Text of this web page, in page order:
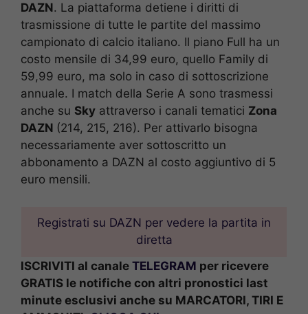
DAZN. La piattaforma detiene i diritti di
trasmissione di tutte le partite del massimo
campionato di calcio italiano. Il piano Full ha un
costo mensile di 34,99 euro, quello Family di
59,99 euro, ma solo in caso di sottoscrizione
annuale. I match della Serie A sono trasmessi
anche su Sky attraverso i canali tematici Zona
DAZN (214, 215, 216). Per attivarlo bisogna
necessariamente aver sottoscritto un
abbonamento a DAZN al costo aggiuntivo di 5
euro mensili.
Registrati su DAZN per vedere la partita in
diretta
ISCRIVITI al canale TELEGRAM per ricevere
GRATIS le notifiche con altri pronostici last
minute esclusivi anche su MARCATORI, TIRI E